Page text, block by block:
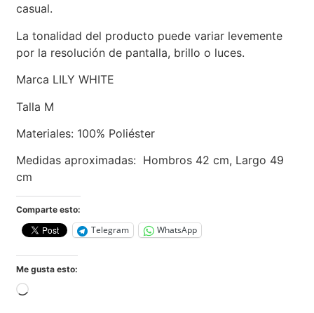
casual.
La tonalidad del producto puede variar levemente
por la resolución de pantalla, brillo o luces.
Marca LILY WHITE
Talla M
Materiales: 100% Poliéster
Medidas aproximadas: Hombros 42 cm, Largo 49
cm
Comparte esto:
Telegram WhatsApp
Me gusta esto: